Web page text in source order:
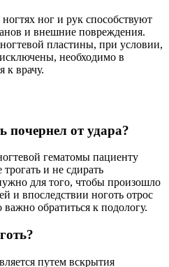
ног и рук способствуют
и внешние повреждения.
пластины, при условии,
необходимо в
к врачу.
почернел от удара?
гематомы пациенту
и не сдирать
для того, чтобы произошло
и впоследствии ноготь отрос
обратиться к подологу.
путем вскрытия